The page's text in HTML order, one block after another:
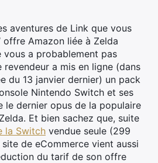
aventures de Link que vous
offre Amazon liée à Zelda
vous a probablement pas
revendeur a mis en ligne (dans
du 13 janvier dernier) un pack
Nintendo Switch et ses
le dernier opus de la populaire
Et bien sachez que, suite
la Switch vendue seule (299
de eCommerce vient aussi
du tarif de son offre